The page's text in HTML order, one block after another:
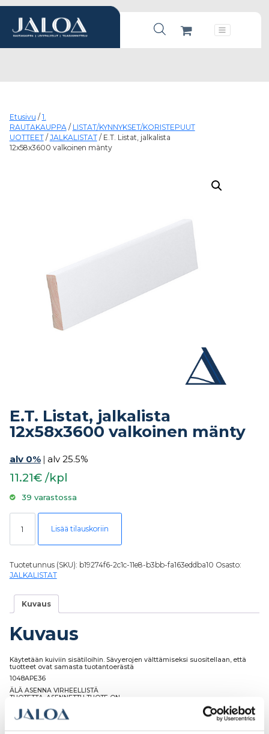
Products search
Päävalikko
Etusivu / 1.
RAUTAKAUPPA/ LISTAT/KYNNYKSET/KORISTEPUUT
UOTTEET/ JALKALISTAT/ E.T. Listat, jalkalista
12x58x3600 valkoinen mänty
E.T. Listat, jalkalista
12x58x3600 valkoinen mänty
alv 0% | alv 25.5%
11.21€ /kpl
39 varastossa
E.T. Listat, jalkalista 12x58x3600 valkoinen mänty määrä
Lisää tilauskoriin
Tuotetunnus (SKU): b19274f6-2c1c-11e8-b3bb-fa163eddba10 Osasto:
JALKALISTAT
Kuvaus
Kuvaus
Käytetään kuiviin sisätiloihin. Sävyerojen välttämiseksi suositellaan, että
tuotteet ovat samasta tuotantoerästä
1048APE36
ÄLÄ ASENNA VIRHEELLISTÄ
TUOTETTA. ASENNETTU TUOTE ON